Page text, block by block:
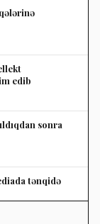
edib
sonra
tənqidə